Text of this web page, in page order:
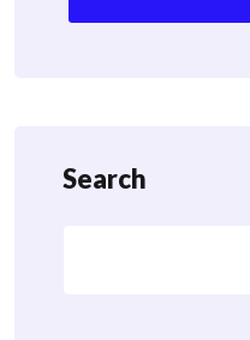
Search